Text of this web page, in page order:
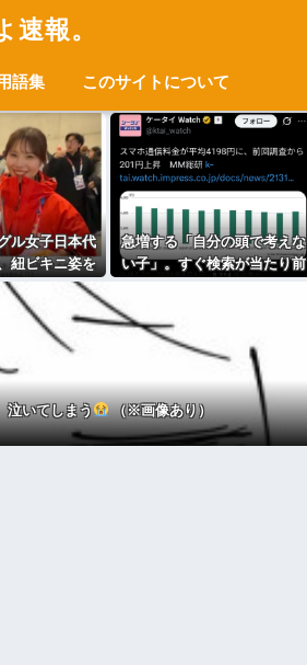
速報。
語集 このサイトについて
ル女子日本代
紐ビキニ姿を
スリートの激
ットに反響… 2
五輪出場
急増する「自分の頭で考えな
い子」。すぐ検索が当たり前
泣いてしまう （※画像あり）